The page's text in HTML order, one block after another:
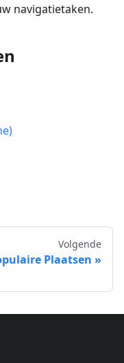
navigatietaken.
Volgende
Plaatsen